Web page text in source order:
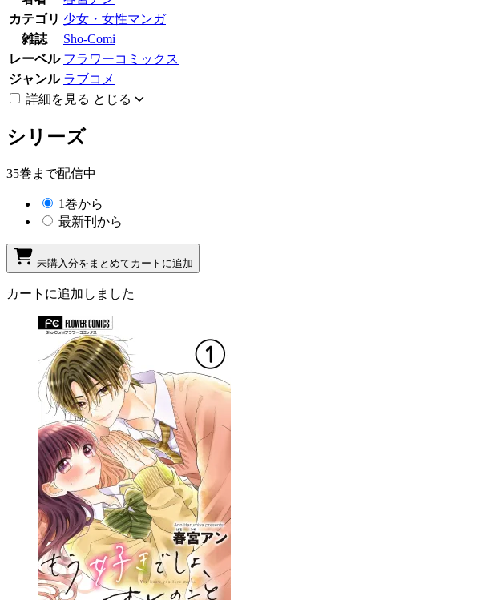
カテゴリ 少女・女性マンガ
雑誌
Sho-Comi
レーベル フラワーコミックス
ジャンル ラブコメ
詳細を見る とじる
シリーズ
35巻まで配信中
1巻から
最新刊から
未購入分をまとめてカートに追加
カートに追加しました